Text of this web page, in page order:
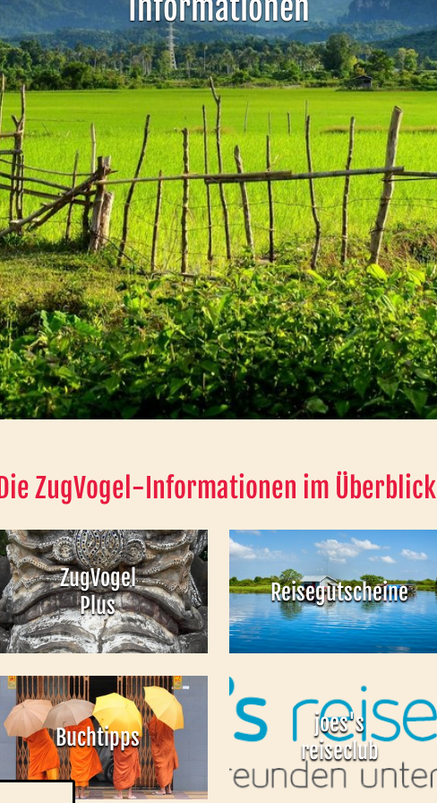
Informationen
Die ZugVogel-Informationen im Überblick
ZugVogel
Plus
Reisegutscheine
Buchtipps
joes's
reiseclub